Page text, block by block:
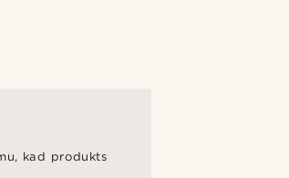
kad produkts